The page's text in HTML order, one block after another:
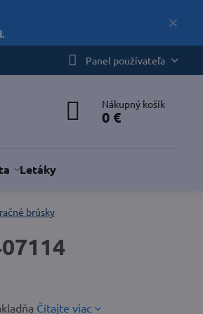
✕
Panel používateľa
Nákupný košík
0 €
Letáky
brúsky
Čítajte viac